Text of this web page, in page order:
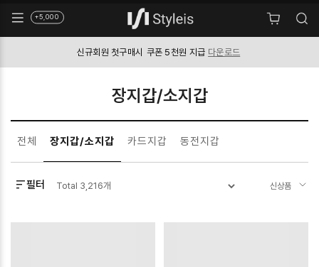
+5,000
신규회원 첫구매시 쿠폰 5천원 지급 다운로드
장지갑/소지갑
전체 장지갑/소지갑 카드지갑 동전지갑
필터 Total 3,216개